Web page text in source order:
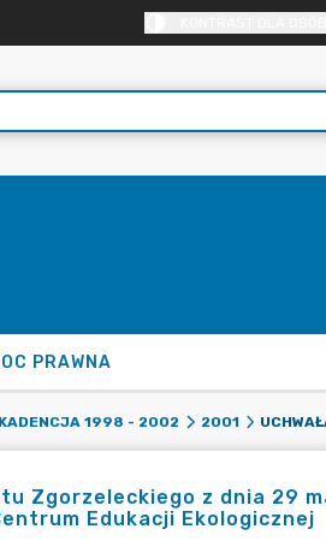
PRAWNA
KADENCJA 1998 - 2002 2001
Zgorzeleckiego z dnia 29
Edukacji Ekologicznej